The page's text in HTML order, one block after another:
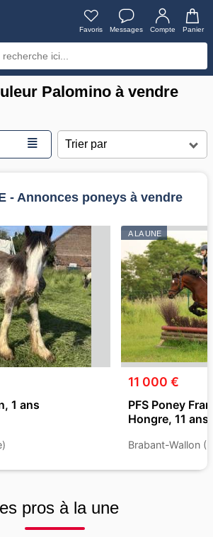
Favoris Messages Compte Panier
Palomino à vendre
≣
- Annonces poneys à vendre
1 ans
A LA UNE
11 000 €
PFS Poney
Hongre, 11 ans
Brabant-Wallon
pros à la une